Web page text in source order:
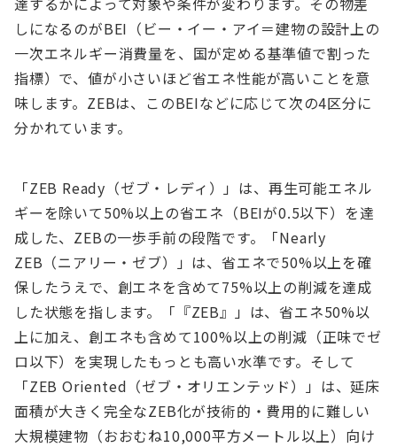
しになるのがBEI（ビー・イー・アイ＝建物の設計上の
一次エネルギー消費量を、国が定める基準値で割った
指標）で、値が小さいほど省エネ性能が高いことを意
味します。ZEBは、このBEIなどに応じて次の4区分に
分かれています。
「ZEB Ready（ゼブ・レディ）」は、再生可能エネル
ギーを除いて50%以上の省エネ（BEIが0.5以下）を達
成した、ZEBの一歩手前の段階です。「Nearly
ZEB（ニアリー・ゼブ）」は、省エネで50%以上を確
保したうえで、創エネを含めて75%以上の削減を達成
した状態を指します。「『ZEB』」は、省エネ50%以
上に加え、創エネも含めて100%以上の削減（正味でゼ
ロ以下）を実現したもっとも高い水準です。そして
「ZEB Oriented（ゼブ・オリエンテッド）」は、延床
面積が大きく完全なZEB化が技術的・費用的に難しい
大規模建物（おおむね10,000平方メートル以上）向け